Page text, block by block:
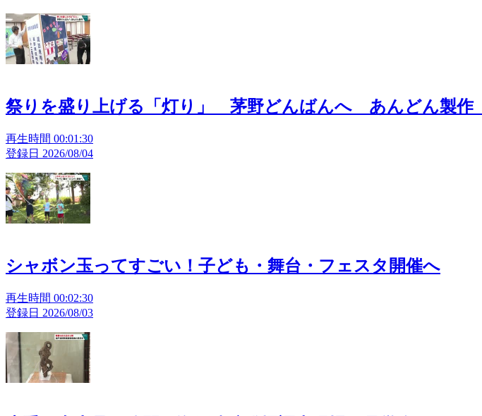
祭りを盛り上げる「灯り」 茅野どんばんへ あんどん製作
再生時間 00:01:30
登録日 2026/08/04
シャボン玉ってすごい！子ども・舞台・フェスタ開催へ
再生時間 00:02:30
登録日 2026/08/03